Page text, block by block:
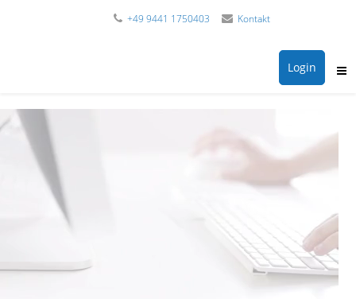
+49 9441 1750403 Kontakt
Login